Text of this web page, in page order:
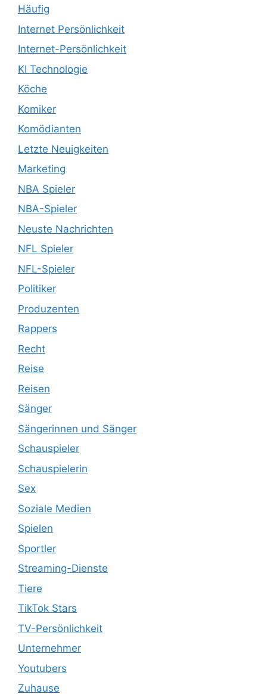
Häufig
Internet Persönlichkeit
Internet-Persönlichkeit
KI Technologie
Köche
Komiker
Komödianten
Letzte Neuigkeiten
Marketing
NBA Spieler
NBA-Spieler
Neuste Nachrichten
NFL Spieler
NFL-Spieler
Politiker
Produzenten
Rappers
Recht
Reise
Reisen
Sänger
Sängerinnen und Sänger
Schauspieler
Schauspielerin
Sex
Soziale Medien
Spielen
Sportler
Streaming-Dienste
Tiere
TikTok Stars
TV-Persönlichkeit
Unternehmer
Youtubers
Zuhause